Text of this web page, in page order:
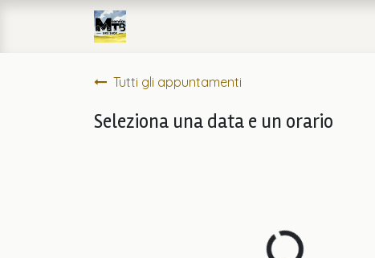
Passa al contenuto
Tutti gli appuntamenti
Seleziona una data e un orario